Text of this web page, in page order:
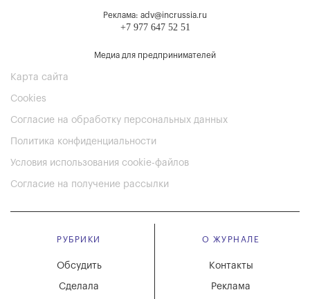
Реклама: adv@incrussia.ru
+7 977 647 52 51
Медиа для предпринимателей
Карта сайта
Cookies
Согласие на обработку персональных данных
Политика конфиденциальности
Условия использования cookie-файлов
Согласие на получение рассылки
РУБРИКИ
Обсудить
Сделала
О ЖУРНАЛЕ
Реклама
Контакты